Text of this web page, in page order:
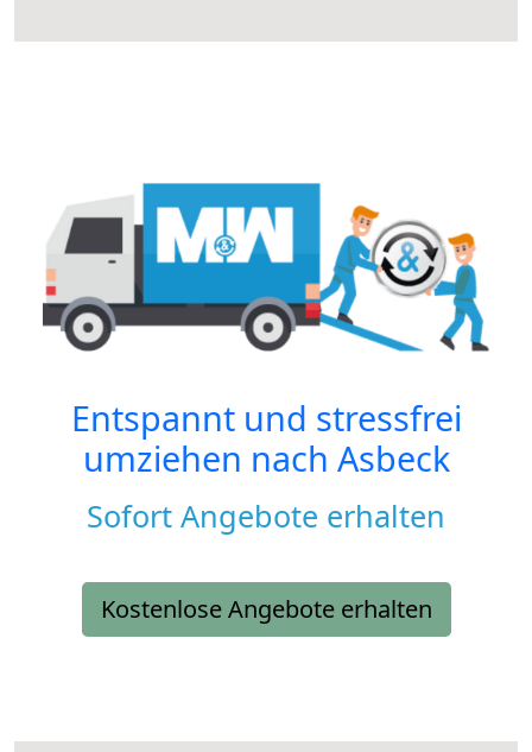
Entspannt und stressfrei
umziehen nach Asbeck
Sofort Angebote erhalten
Kostenlose Angebote erhalten